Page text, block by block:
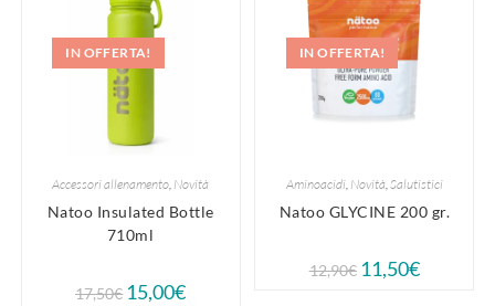
IN OFFERTA!
Accessori allenamento, Novità
Natoo Insulated Bottle
710ml
17,50€ 15,00€
IN OFFERTA!
Aminoacidi, Novità,Salutistici
Natoo GLYCINE 200 gr.
12,90€ 11,50€